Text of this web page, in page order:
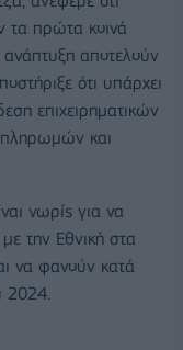
τα πρώτα κοινά
ανάπτυξη αποτελούν
ότι υπάρχει
επιχειρηματικών
και
νωρίς για να
την Εθνική στα
να φανούν κατά
2024.